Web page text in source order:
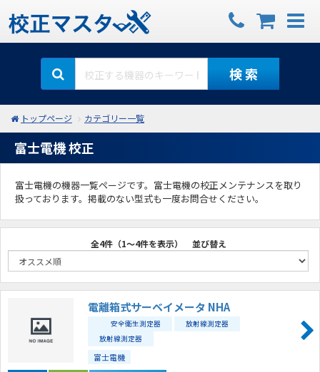
検 索
トップページ カテゴリー一覧
富士電機 校正
富士電機の機器一覧ページです。富士電機の校正メンテナンスを取り
扱っております。掲載のない型式も一度お問合せください。
全4件（1～4件を表示） 並び替え
電離箱式サーベイメータ NHA
安全衛生測定器
放射線測定器
放射線測定器
富士電機